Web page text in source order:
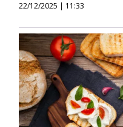
22/12/2025 | 11:33